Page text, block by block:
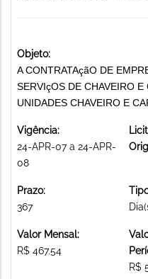
Objeto:
A CONTRATAçãO DE
SERVIçOS DE CHAVEIRO E
UNIDADES CHAVEIRO E
Vigência:
24-APR-07 a 24-APR-
08
Prazo:
367
Valor Mensal:
R$ 467.54
R$